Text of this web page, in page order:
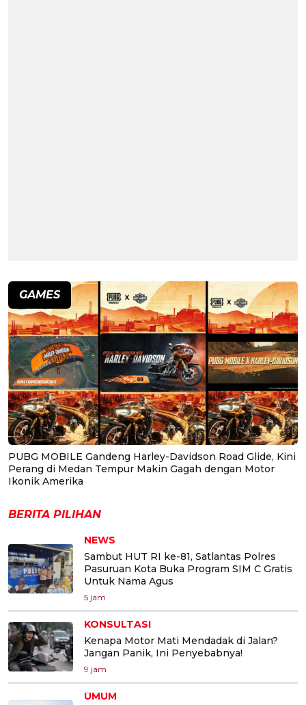
GAMES
PUBG MOBILE Gandeng Harley-Davidson Road Glide, Kini
Perang di Medan Tempur Makin Gagah dengan Motor
Ikonik Amerika
BERITA PILIHAN
NEWS
Sambut HUT RI ke-81, Satlantas Polres
Pasuruan Kota Buka Program SIM C Gratis
Untuk Nama Agus
5 jam
KONSULTASI
Kenapa Motor Mati Mendadak di Jalan?
Jangan Panik, Ini Penyebabnya!
9 jam
UMUM